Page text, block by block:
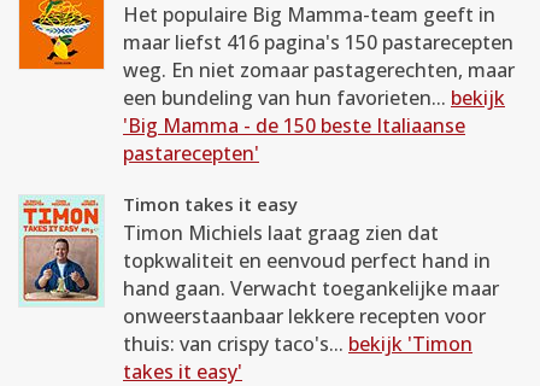
Het populaire Big Mamma-team geeft in
maar liefst 416 pagina's 150 pastarecepten
weg. En niet zomaar pastagerechten, maar
een bundeling van hun favorieten... bekijk
'Big Mamma - de 150 beste Italiaanse
pastarecepten'
Timon takes it easy
Timon Michiels laat graag zien dat
topkwaliteit en eenvoud perfect hand in
hand gaan. Verwacht toegankelijke maar
onweerstaanbaar lekkere recepten voor
thuis: van crispy taco's... bekijk 'Timon
takes it easy'